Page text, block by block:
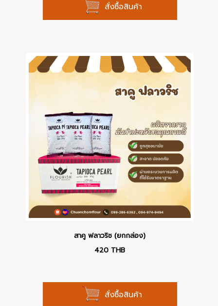
สั่งซื้อสินค้า
สาคู ฟลาวริช (ยกกล่อง)
420 THB
สั่งซื้อสินค้า